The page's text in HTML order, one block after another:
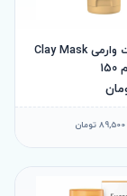
ماسک صورت وارمی Clay Mask